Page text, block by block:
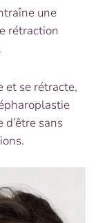
une
rétraction
et se rétracte,
sans